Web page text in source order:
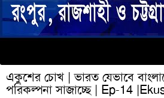
একুশের চোখ | ভারত যেভাবে
পরিকল্পনা সাজাচ্ছে | Ep-14